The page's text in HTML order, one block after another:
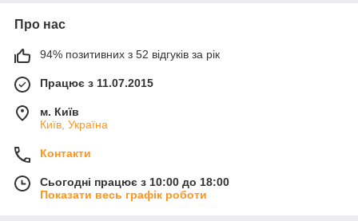
Про нас
94% позитивних з 52 відгуків за рік
Працює з 11.07.2015
м. Київ
Київ, Україна
Контакти
Сьогодні працює з 10:00 до 18:00
Показати весь графік роботи